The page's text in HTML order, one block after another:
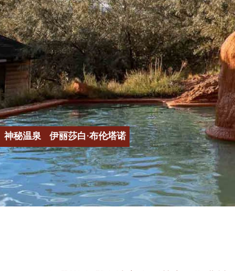
神秘温泉 伊丽莎白·布伦塔诺